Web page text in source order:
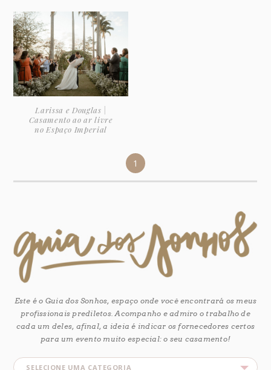
Larissa e Douglas |
Casamento ao ar livre
no Espaço Imperial
1
Este é o Guia dos Sonhos, espaço onde você encontrará os meus
profissionais prediletos. Acompanho e admiro o trabalho de
cada um deles, afinal, a ideia é indicar os fornecedores certos
para um evento muito especial: o seu casamento!